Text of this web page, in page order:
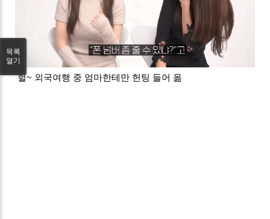
헐~ 외국여행 중 엄마한테만 헌팅 들어 옮
목록
열기